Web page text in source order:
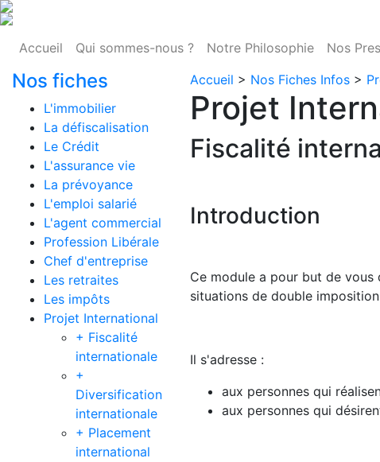
Accueil Qui sommes-nous ? Notre Philosophie Nos
Nos fiches
L'immobilier
La défiscalisation
Le Crédit
L'assurance vie
La prévoyance
L'emploi salarié
L'agent commercial
Profession Libérale
Chef d'entreprise
Les retraites
Les impôts
Projet International
+ Fiscalité
internationale
+
Diversification
internationale
+ Placement
international
Accueil > Nos Fiches Infos >
Projet
Fiscalité
Introduction
Ce module a pour but de
situations de double
Il s'adresse :
aux personnes qui
aux personnes qui